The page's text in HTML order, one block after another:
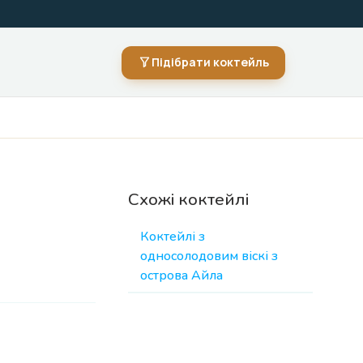
Підібрати коктейль
Схожі коктейлі
Коктейлі з
односолодовим віскі з
острова Айла